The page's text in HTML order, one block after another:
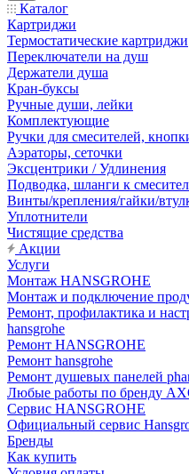
Каталог
Картриджи
Термостатические картриджи
Переключатели на душ
Держатели душа
Кран-буксы
Ручные души, лейки
Комплектующие
Ручки для смесителей,
Аэраторы, сеточки
Эксцентрики / Удлинения
Подводка, шланги к
Винты/крепления/гайки/
Уплотнители
Чистящие средства
Акции
Услуги
Монтаж HANSGROHE
Монтаж и подключение
Ремонт, профилактика и
hansgrohe
Ремонт HANSGROHE
Ремонт hansgrohe
Ремонт душевых панелей
Любые работы по бренду
Сервис HANSGROHE
Официальный сервис
Бренды
Как купить